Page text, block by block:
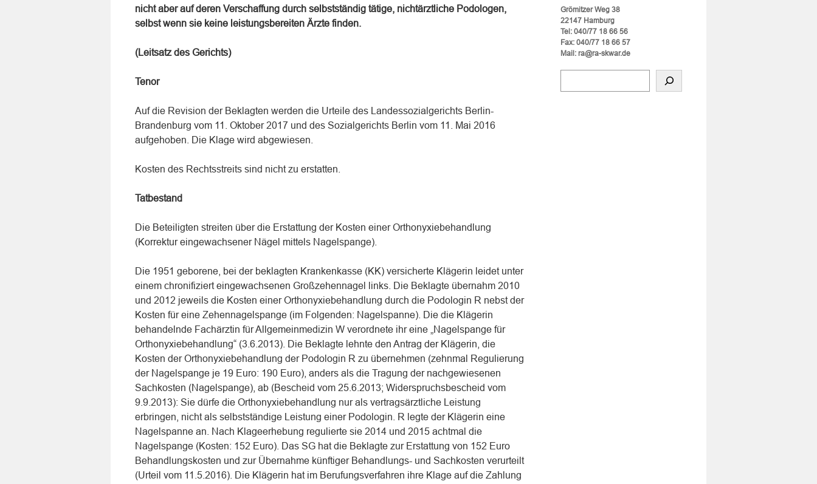
nicht aber auf deren Verschaffung durch selbstständig tätige, nichtärztliche Podologen,
selbst wenn sie keine leistungsbereiten Ärzte finden.
(Leitsatz des Gerichts)
Tenor
Auf die Revision der Beklagten werden die Urteile des Landessozialgerichts Berlin-
Brandenburg vom 11. Oktober 2017 und des Sozialgerichts Berlin vom 11. Mai 2016
aufgehoben. Die Klage wird abgewiesen.
Kosten des Rechtsstreits sind nicht zu erstatten.
Tatbestand
Die Beteiligten streiten über die Erstattung der Kosten einer Orthonyxiebehandlung
(Korrektur eingewachsener Nägel mittels Nagelspange).
Die 1951 geborene, bei der beklagten Krankenkasse (KK) versicherte Klägerin leidet unter
einem chronifiziert eingewachsenen Großzehennagel links. Die Beklagte übernahm 2010
und 2012 jeweils die Kosten einer Orthonyxiebehandlung durch die Podologin R nebst der
Kosten für eine Zehennagelspange (im Folgenden: Nagelspanne). Die die Klägerin
behandelnde Fachärztin für Allgemeinmedizin W verordnete ihr eine „Nagelspange für
Orthonyxiebehandlung“ (3.6.2013). Die Beklagte lehnte den Antrag der Klägerin, die
Kosten der Orthonyxiebehandlung der Podologin R zu übernehmen (zehnmal Regulierung
der Nagelspange je 19 Euro: 190 Euro), anders als die Tragung der nachgewiesenen
Sachkosten (Nagelspange), ab (Bescheid vom 25.6.2013; Widerspruchsbescheid vom
9.9.2013): Sie dürfe die Orthonyxiebehandlung nur als vertragsärztliche Leistung
erbringen, nicht als selbstständige Leistung einer Podologin. R legte der Klägerin eine
Nagelspanne an. Nach Klageerhebung regulierte sie 2014 und 2015 achtmal die
Nagelspange (Kosten: 152 Euro). Das SG hat die Beklagte zur Erstattung von 152 Euro
Behandlungskosten und zur Übernahme künftiger Behandlungs- und Sachkosten verurteilt
(Urteil vom 11.5.2016). Die Klägerin hat im Berufungsverfahren ihre Klage auf die Zahlung
Grömitzer Weg 38
22147 Hamburg
Tel: 040/77 18 66 56
Fax: 040/77 18 66 57
Mail: ra@ra-skwar.de